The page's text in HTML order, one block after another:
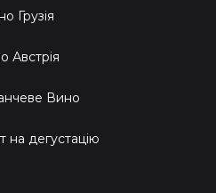
Грузія
Австрія
Вино
на дегустацію